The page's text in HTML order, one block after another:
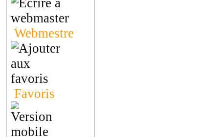
Webmestre
Favoris